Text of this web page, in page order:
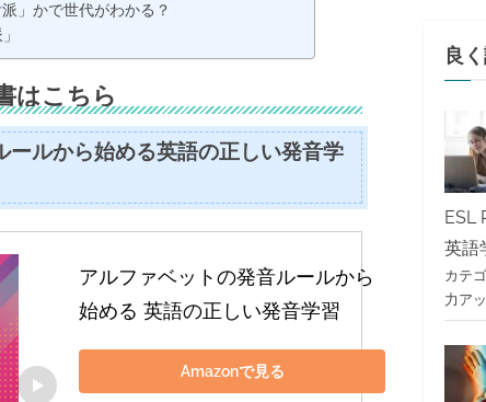
」かで世代がわかる？
はこちら
ールから始める英語の正しい発音学
アルファベットの発音ルールから
始める 英語の正しい発音学習
Amazonで見る
良
ESL
英語
カテ
力ア